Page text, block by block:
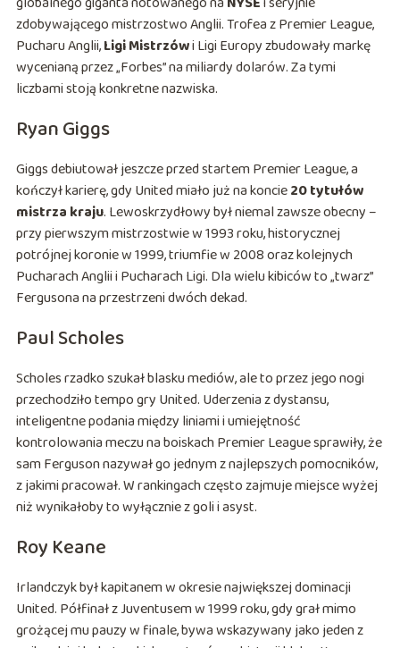
zdobywającego mistrzostwo Anglii. Trofea z Premier League,
Pucharu Anglii,Ligi Mistrzówi Ligi Europy zbudowały markę
wycenianą przez „Forbes” na miliardy dolarów. Za tymi
liczbami stoją konkretne nazwiska.
Ryan Giggs
Giggs debiutował jeszcze przed startem Premier League, a
kończył karierę, gdy United miało już na koncie20 tytułów
mistrza kraju. Lewoskrzydłowy był niemal zawsze obecny –
przy pierwszym mistrzostwie w 1993 roku, historycznej
potrójnej koronie w 1999, triumfie w 2008 oraz kolejnych
Pucharach Anglii i Pucharach Ligi. Dla wielu kibiców to „twarz”
Fergusona na przestrzeni dwóch dekad.
Paul Scholes
Scholes rzadko szukał blasku mediów, ale to przez jego nogi
przechodziło tempo gry United. Uderzenia z dystansu,
inteligentne podania między liniami i umiejętność
kontrolowania meczu na boiskach Premier League sprawiły, że
sam Ferguson nazywał go jednym z najlepszych pomocników,
z jakimi pracował. W rankingach często zajmuje miejsce wyżej
niż wynikałoby to wyłącznie z goli i asyst.
Roy Keane
Irlandczyk był kapitanem w okresie największej dominacji
United. Półfinał z Juventusem w 1999 roku, gdy grał mimo
grożącej mu pauzy w finale, bywa wskazywany jako jeden z